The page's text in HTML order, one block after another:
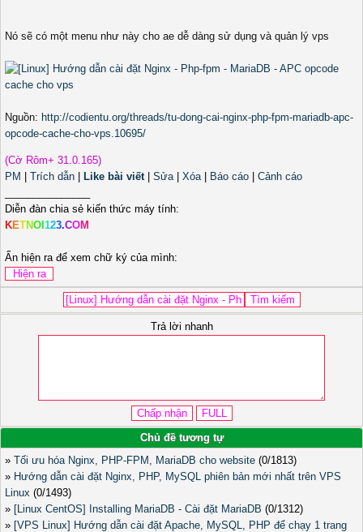
Nó sẽ có một menu như này cho ae dễ dàng sử dụng và quản lý vps
Nguồn: http://codientu.org/threads/tu-dong-cai-nginx-php-fpm-mariadb-apc-
opcode-cache-cho-vps.10695/
(Cờ Rôm+ 31.0.165)
PM
Trích dẫn Like bài viết| Sửa| Xóa| Báo cáo
Cảnh cáo
Diễn đàn chia sẻ kiến thức máy tính:
KETNO 123.COM
Ấn hiện ra để xem chữ ký của mình:
Trả lời nhanh
Chủ đề tương tự
» Tối ưu hóa Nginx, PHP-FPM, MariaDB cho website (0/1813)
» Hướng dẫn cài đặt Nginx, PHP, MySQL phiên bản mới nhất trên VPS
Linux (0/1493)
» [Linux CentOS] Installing MariaDB - Cài đặt MariaDB (0/1312)
» [VPS Linux] Hướng dẫn cài đặt Apache, MySQL, PHP để chạy 1 trang